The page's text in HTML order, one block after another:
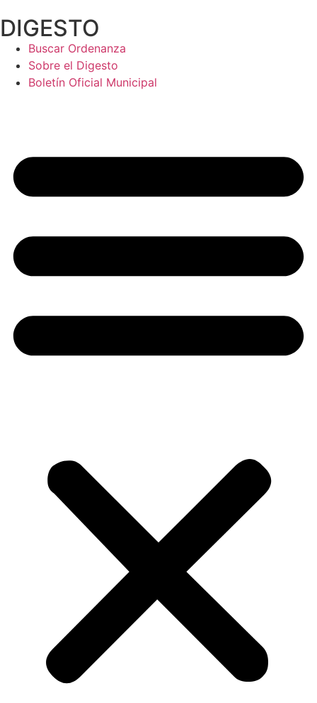
al
contenido
DIGESTO
Buscar Ordenanza
Sobre el Digesto
Boletín Oficial Municipal